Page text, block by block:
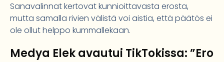
Sanavalinnat kertovat kunnioittavasta erosta,
mutta samalla rivien välistä voi aistia, että päätös ei
ole ollut helppo kummallekaan.
Medya Elek avautui TikTokissa: ”Ero